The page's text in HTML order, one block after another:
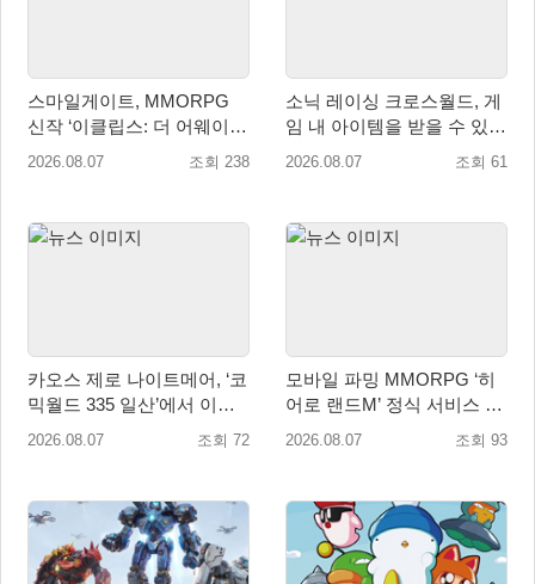
스마일게이트, MMORPG
신작 ‘이클립스: 더 어웨이크
닝’ 9월 10일 론칭!
2026.08.07 조회 238
소닉 레이싱 크로스월드, 게
임 내 아이템을 받을 수 있는
‘레전드 대회 라운드 7’ 개최!
2026.08.07 조회 61
카오스 제로 나이트메어, ‘코
믹월드 335 일산’에서 이용
자 소통 예고
2026.08.07 조회 72
모바일 파밍 MMORPG ‘히
어로 랜드M’ 정식 서비스 돌
입
2026.08.07 조회 93